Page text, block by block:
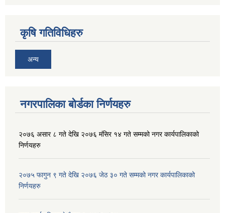
कृषि गतिविधिहरु
अन्य
नगरपालिका बोर्डका निर्णयहरु
२०७६ असार ८ गते देखि २०७६ मंसिर १४ गते सम्मको नगर कार्यपालिकाको
निर्णयहरु
२०७५ फागुन ९ गते देखि २०७६ जेठ ३० गते सम्मको नगर कार्यपालिकाको
निर्णयहरु